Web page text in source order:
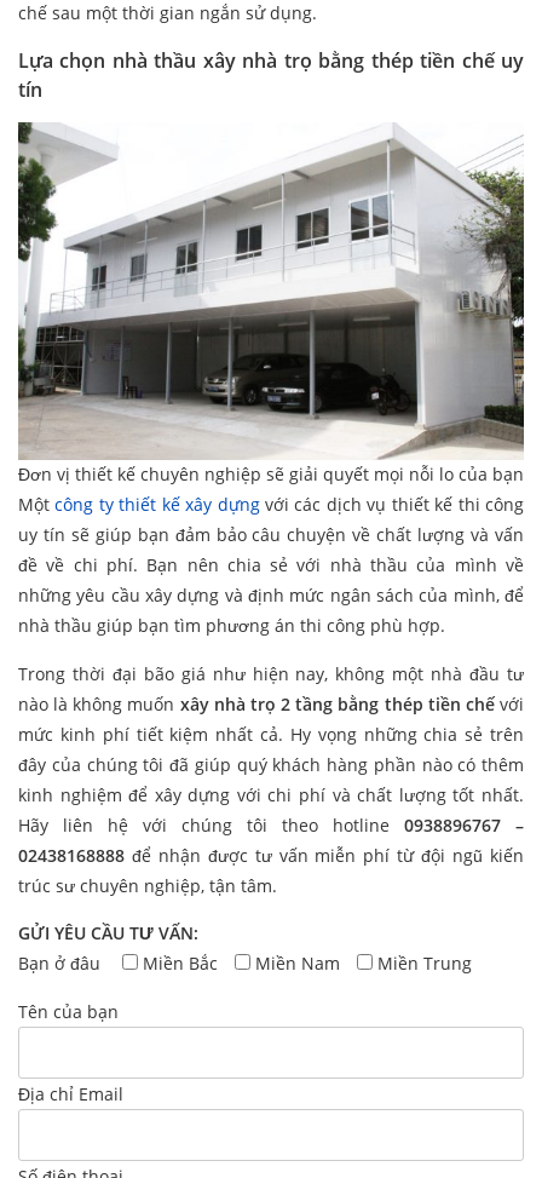
chế sau một thời gian ngắn sử dụng.
Lựa chọn nhà thầu xây nhà trọ bằng thép tiền chế uy
tín
Đơn vị thiết kế chuyên nghiệp sẽ giải quyết mọi nỗi lo của bạn
Mộtcông ty thiết kế xây dựngvới các dịch vụ thiết kế thi công
uy tín sẽ giúp bạn đảm bảo câu chuyện về chất lượng và vấn
đề về chi phí. Bạn nên chia sẻ với nhà thầu của mình về
những yêu cầu xây dựng và định mức ngân sách của mình, để
nhà thầu giúp bạn tìm phương án thi công phù hợp.
Trong thời đại bão giá như hiện nay, không một nhà đầu tư
nào là không muốn xây nhà trọ 2 tầng bằng thép tiền chếvới
mức kinh phí tiết kiệm nhất cả. Hy vọng những chia sẻ trên
đây của chúng tôi đã giúp quý khách hàng phần nào có thêm
kinh nghiệm để xây dựng với chi phí và chất lượng tốt nhất.
Hãy liên hệ với chúng tôi theo hotline 0938896767 –
02438168888 để nhận được tư vấn miễn phí từ đội ngũ kiến
trúc sư chuyên nghiệp, tận tâm.
GỬI YÊU CẦU TƯ VẤN:
Bạn ở đâu
Miền Bắc Miền Nam Miền Trung
Tên của bạn
Địa chỉ Email